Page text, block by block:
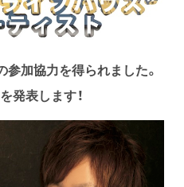
加協力を得られました。
発表します！